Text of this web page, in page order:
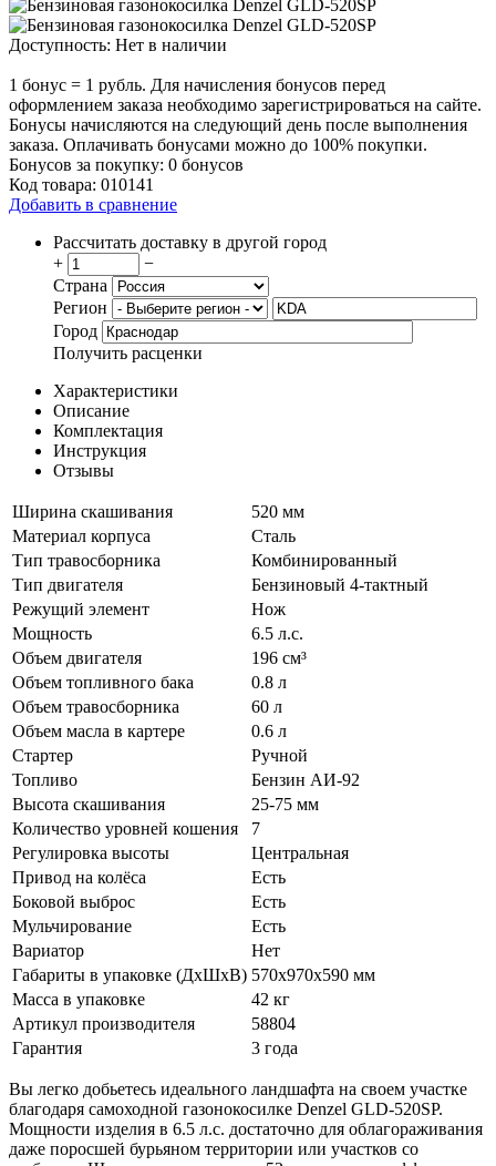
Доступность: Нет в наличии
1 бонус = 1 рубль. Для начисления бонусов перед
оформлением заказа необходимо зарегистрироваться на сайте.
Бонусы начисляются на следующий день после выполнения
заказа. Оплачивать бонусами можно до 100% покупки.
Бонусов за покупку: 0 бонусов
Код товара: 010141
Добавить в сравнение
Рассчитать доставку в другой город
+
−
Страна
Регион
Город
Получить расценки
Характеристики
Описание
Комплектация
Инструкция
Отзывы
Ширина скашивания
520 мм
Материал корпуса
Сталь
Тип травосборника
Комбинированный
Тип двигателя
Бензиновый 4-тактный
Режущий элемент
Нож
Мощность
6.5 л.с.
Объем двигателя
196 см³
Объем топливного бака
0.8 л
Объем травосборника
60 л
Объем масла в картере
0.6 л
Стартер
Ручной
Топливо
Бензин АИ-92
Высота скашивания
25-75 мм
Количество уровней кошения
7
Регулировка высоты
Центральная
Привод на колёса
Есть
Боковой выброс
Есть
Мульчирование
Есть
Вариатор
Нет
Габариты в упаковке (ДхШхВ) 570х970х590 мм
Масса в упаковке
42 кг
Артикул производителя
58804
Гарантия
3 года
Вы легко добьетесь идеального ландшафта на своем участке
благодаря самоходной газонокосилке Denzel GLD-520SP.
Мощности изделия в 6.5 л.с. достаточно для облагораживания
даже поросшей бурьяном территории или участков со